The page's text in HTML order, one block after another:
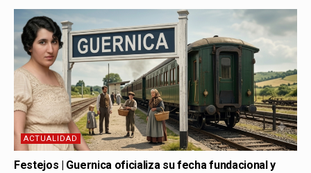
ACTUALIDAD
Festejos | Guernica oficializa su fecha fundacional y